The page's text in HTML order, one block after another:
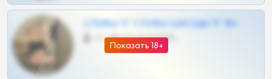
Показать 18+
СЛИВЫ ТГ СЛИВЫ ШКОДЫ ТГ 18+
0 •